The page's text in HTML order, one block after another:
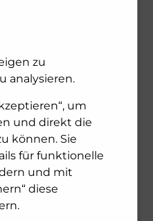
– Erinnern für die
zu
analysieren.
um
und direkt die
können. Sie
für funktionelle
und mit
diese